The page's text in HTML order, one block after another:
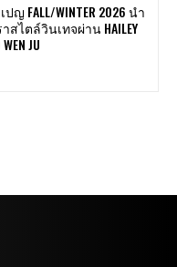
ปญ FALL/WINTER 2026 นำ
ไตล์วินเทจผ่าน HAILEY
JU